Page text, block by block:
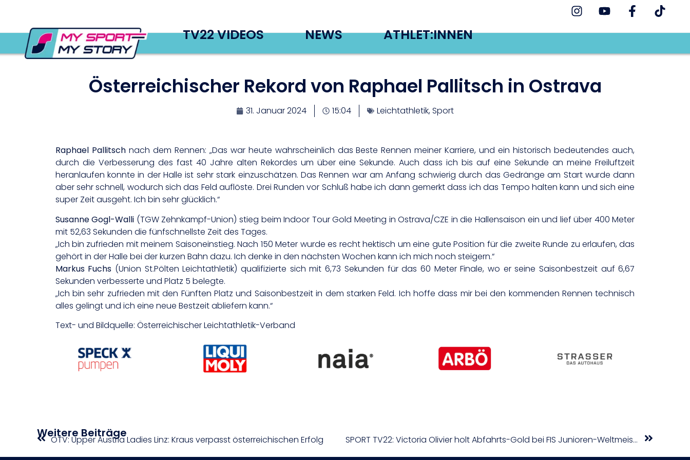
TV22 VIDEOS NEWS ATHLET:INNEN
Österreichischer Rekord von Raphael Pallitsch in Ostrava
31. Januar 2024 15:04 Leichtathletik,Sport
Raphael Pallitschnach dem Rennen: „Das war heute wahrscheinlich das Beste Rennen meiner Karriere, und ein historisch bedeutendes auch,
durch die Verbesserung des fast 40 Jahre alten Rekordes um über eine Sekunde. Auch dass ich bis auf eine Sekunde an meine Freiluftzeit
heranlaufen konnte in der Halle ist sehr stark einzuschätzen. Das Rennen war am Anfang schwierig durch das Gedränge am Start wurde dann
aber sehr schnell, wodurch sich das Feld auflöste. Drei Runden vor Schluß habe ich dann gemerkt dass ich das Tempo halten kann und sich eine
super Zeit ausgeht. Ich bin sehr glücklich.“
Susanne Gogl-Walli (TGW Zehnkampf-Union) stieg beim Indoor Tour Gold Meeting in Ostrava/CZE in die Hallensaison ein und lief über 400 Meter
mit 52,63 Sekunden die fünfschnellste Zeit des Tages.
„Ich bin zufrieden mit meinem Saisoneinstieg. Nach 150 Meter wurde es recht hektisch um eine gute Position für die zweite Runde zu erlaufen, das
gehört in der Halle bei der kurzen Bahn dazu. Ich denke in den nächsten Wochen kann ich mich noch steigern.“
Markus Fuchs (Union St.Pölten Leichtathletik) qualifizierte sich mit 6,73 Sekunden für das 60 Meter Finale, wo er seine Saisonbestzeit auf 6,67
Sekunden verbesserte und Platz 5 belegte.
„Ich bin sehr zufrieden mit den Fünften Platz und Saisonbestzeit in dem starken Feld. Ich hoffe dass mir bei den kommenden Rennen technisch
alles gelingt und ich eine neue Bestzeit abliefern kann.“
Text- und Bildquelle: Österreichischer Leichtathletik-Verband
Weitere Beiträge
ÖTV: Upper Austria Ladies Linz: Kraus verpasst österreichischen Erfolg SPORT TV22: Victoria Olivier holt Abfahrts-Gold bei FIS Junioren-Weltmeisterschaft Port du Soleil 24